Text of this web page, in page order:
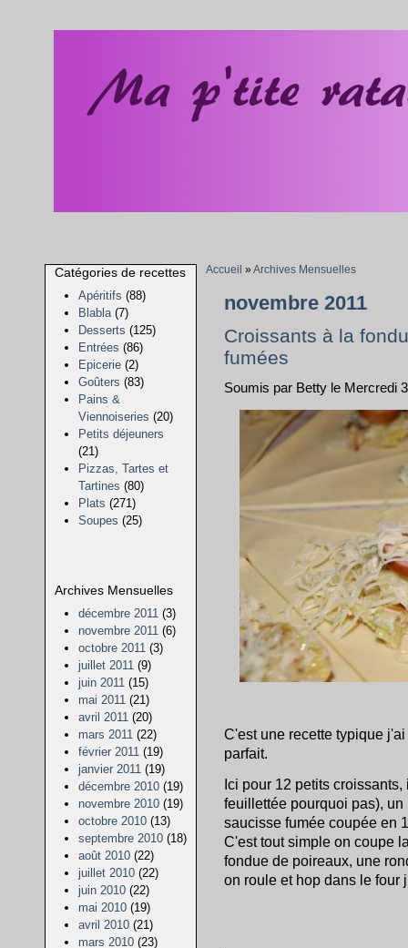
Catégories de recettes
Apéritifs (88)
Blabla (7)
Desserts (125)
Entrées (86)
Epicerie (2)
Goûters (83)
Pains &
Viennoiseries (20)
Petits déjeuners
(21)
Pizzas, Tartes et
Tartines (80)
Plats (271)
Soupes (25)
Archives Mensuelles
décembre 2011 (3)
novembre 2011 (6)
octobre 2011 (3)
juillet 2011 (9)
juin 2011 (15)
mai 2011 (21)
avril 2011 (20)
mars 2011 (22)
février 2011 (19)
janvier 2011 (19)
décembre 2010 (19)
novembre 2010 (19)
octobre 2010 (13)
septembre 2010 (18)
août 2010 (22)
juillet 2010 (22)
juin 2010 (22)
mai 2010 (19)
avril 2010 (21)
mars 2010 (23)
Accueil »Archives Mensuelles
novembre 2011
Croissants à la
fumées
Soumis par Betty le Mercredi
C'est une recette typique
parfait.
Ici pour 12 petits
feuillettée pourquoi pas),
saucisse fumée coupée en
C'est tout simple on coupe
fondue de poireaux, une
on roule et hop dans le four